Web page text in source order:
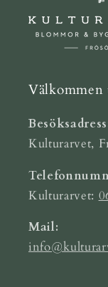
Kulturarvet,
Kulturarvet:
Mail: